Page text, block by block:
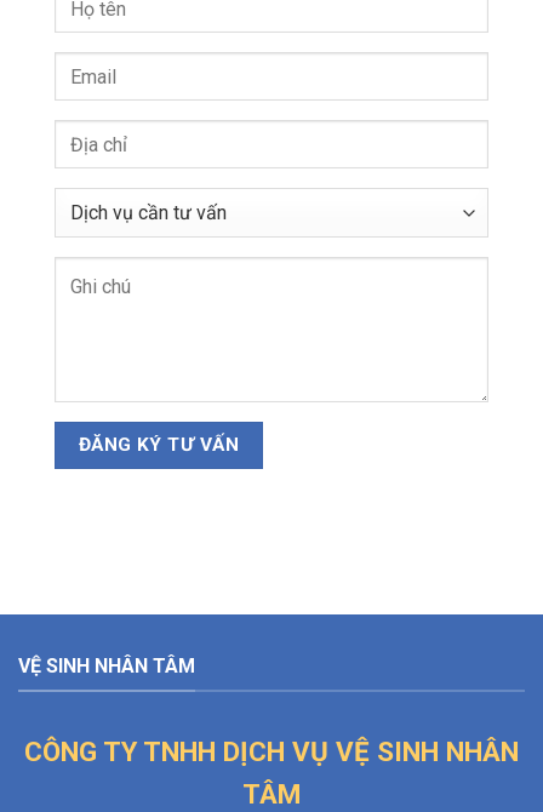
rizik
casino
sicure
VỆ SINH NHÂN TÂM
CÔNG TY TNHH DỊCH VỤ VỆ SINH NHÂN
TÂM